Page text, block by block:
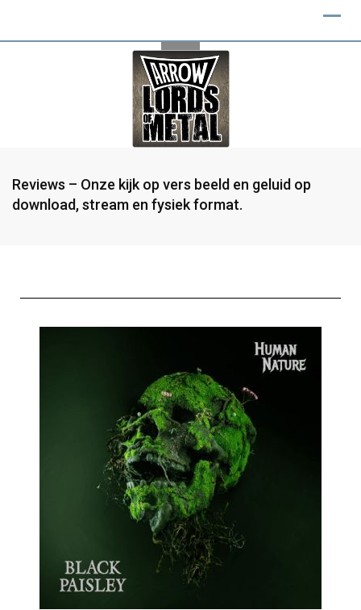
Reviews – Onze kijk op vers beeld en geluid op
download, stream en fysiek format.